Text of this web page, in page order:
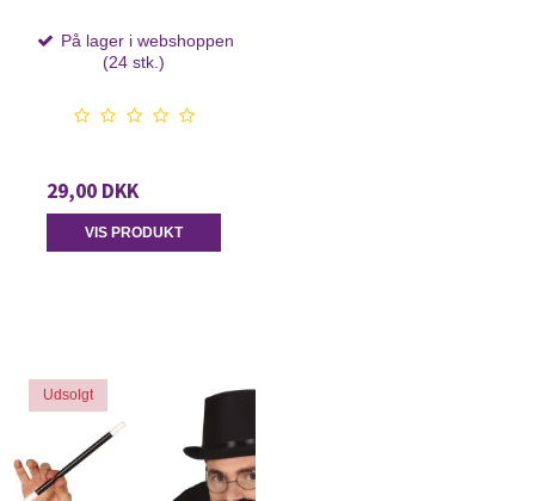
På lager i webshoppen
(24 stk.)
29,00 DKK
VIS PRODUKT
Udsolgt